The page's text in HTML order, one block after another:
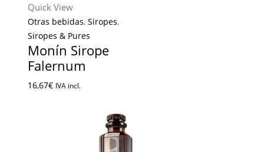
Quick View
Otras bebidas, Siropes,
Siropes & Pures
Monín Sirope
Falernum
16,67€ IVA incl.